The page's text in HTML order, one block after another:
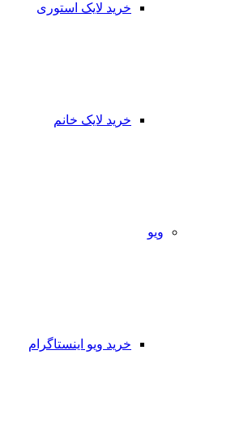
خرید لایک استوری
خرید لایک خانم
ویو
خرید ویو اینستاگرام